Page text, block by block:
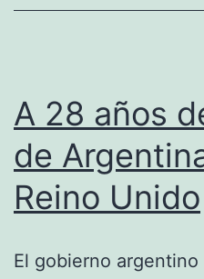
A 28 años
de
Reino Unido
El gobierno